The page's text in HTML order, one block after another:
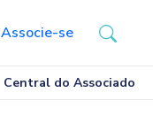
Associe-se
Central do Associado